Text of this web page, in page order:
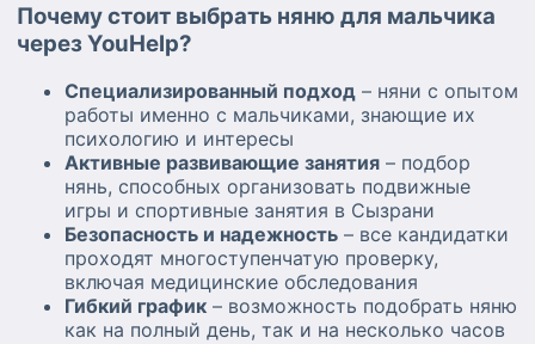
Почему стоит выбрать няню для мальчика
через YouHelp?
Специализированный подход – няни с опытом
работы именно с мальчиками, знающие их
психологию и интересы
Активные развивающие занятия – подбор
нянь, способных организовать подвижные
игры и спортивные занятия в Сызрани
Безопасность и надежность – все кандидатки
проходят многоступенчатую проверку,
включая медицинские обследования
Гибкий график – возможность подобрать няню
как на полный день, так и на несколько часов